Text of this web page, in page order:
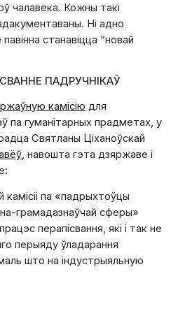
чалавека. Кожны такі
Ні адно
станавіцца “новай
ПАДРУЧНІКАЎ
камісію для
па гуманітарных прадметах, у
Святланы Ціханоўскай
, навошта гэта дзяржаве і
па «падрыхтоўцы
грамадазнаўчай сферы»
перапісвання, які і так не
перыяду ўладарання
што на індустрыяльную